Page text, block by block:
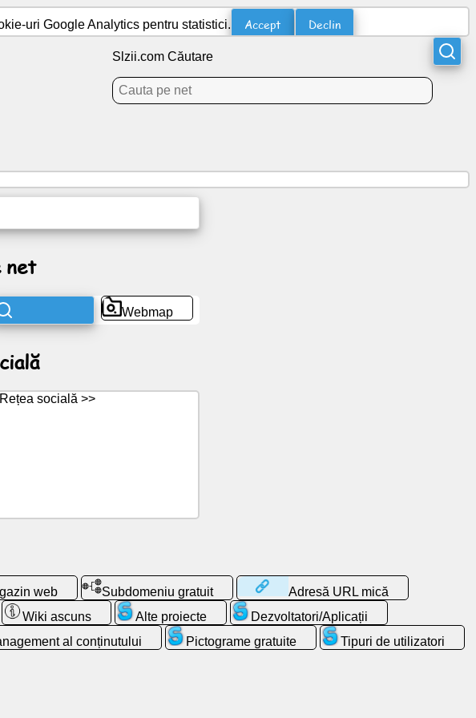
uri Google Analytics pentru statistici. Accept Declin
Slzii.com Căutare
net
Webmap
Rețea socială >>
web Subdomeniu gratuit
Adresă URL mică
Wiki ascuns Alte proiecte
Dezvoltatori/Aplicații
al conținutului Pictograme gratuite
Tipuri de utilizatori